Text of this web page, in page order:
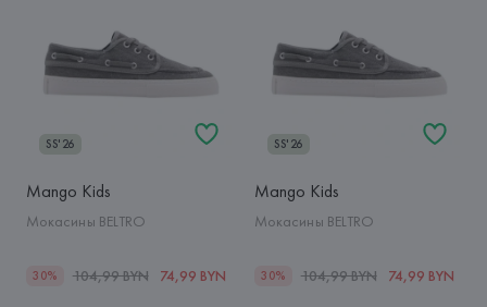
SS'26
Mango Kids
Мокасины BELTRO
30% 104,99 BYN 74,99 BYN
SS'26
Mango Kids
Мокасины BELTRO
30% 104,99 BYN 74,99 BYN